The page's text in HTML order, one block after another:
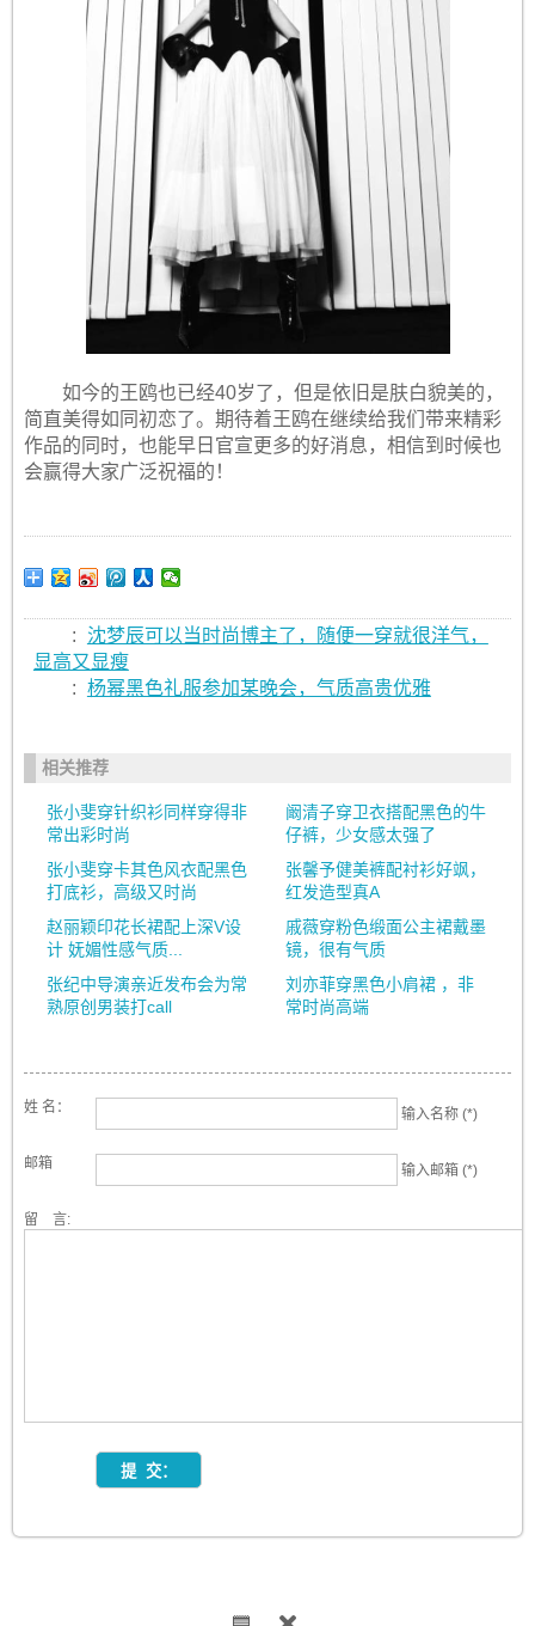
如今的王鸥也已经40岁了，但是依旧是肤白貌美的，
简直美得如同初恋了。期待着王鸥在继续给我们带来精彩
作品的同时，也能早日官宣更多的好消息，相信到时候也
会赢得大家广泛祝福的！
:
沈梦辰可以当时尚博主了，随便一穿就很洋气，
显高又显瘦
: 杨幂黑色礼服参加某晚会，气质高贵优雅
相关推荐
张小斐穿针织衫同样穿得非
常出彩时尚
阚清子穿卫衣搭配黑色的牛
仔裤，少女感太强了
张小斐穿卡其色风衣配黑色
打底衫，高级又时尚
张馨予健美裤配衬衫好飒，
红发造型真A
赵丽颖印花长裙配上深V设
计 妩媚性感气质...
戚薇穿粉色缎面公主裙戴墨
镜，很有气质
张纪中导演亲近发布会为常
熟原创男装打call
刘亦菲穿黑色小肩裙 ，非
常时尚高端
姓 名： 输入名称 (*)
邮箱 输入邮箱 (*)
留 言: